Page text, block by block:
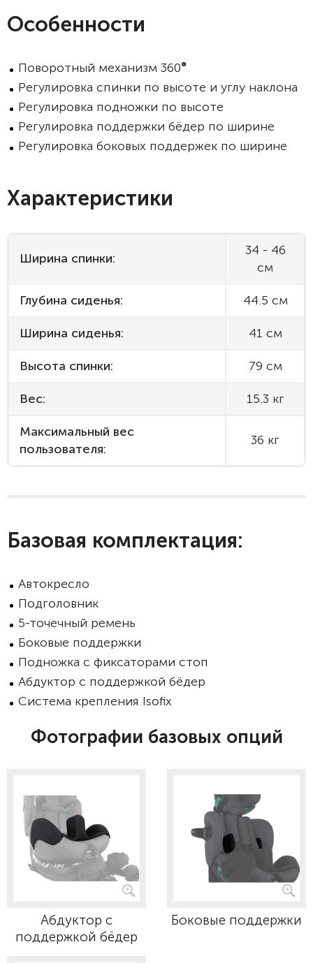
Особенности
Поворотный механизм 360°
Регулировка спинки по высоте и углу наклона
Регулировка подножки по высоте
Регулировка поддержки бёдер по ширине
Регулировка боковых поддержек по ширине
Характеристики
Ширина спинки:
34 - 46
см
Глубина сиденья: 44.5 см
Ширина сиденья: 41 см
Высота спинки: 79 см
Вес: 15.3 кг
Максимальный вес
пользователя:
36 кг
Базовая комплектация:
Автокресло
Подголовник
5-точечный ремень
Боковые поддержки
Подножка с фиксаторами стоп
Абдуктор с поддержкой бёдер
Система крепления Isofix
Фотографии базовых опций
Абдуктор с
поддержкой бёдер
Боковые поддержки